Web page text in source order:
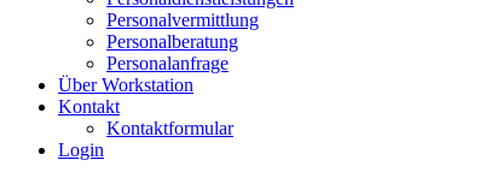
Personalvermittlung
Personalberatung
Personalanfrage
Über Workstation
Kontakt
Kontaktformular
Login